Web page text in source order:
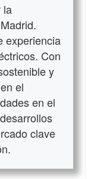
la
experiencia
Con
y
el
en el
clave